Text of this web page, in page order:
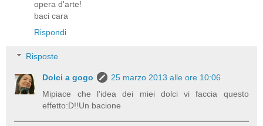
opera d'arte!
baci cara
Rispondi
Risposte
Dolci a gogo
25 marzo 2013 alle ore 10:06
Mipiace che l'idea dei miei dolci vi faccia questo
effetto:D!!Un bacione